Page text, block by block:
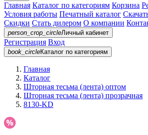
Главная Каталог по категориям Корзина
Условия работы Печатный каталог
Скидки Стать дилером О компании
person_crop_circleЛичный кабинет
Регистрация Вход
book_circleКаталог по категориям
Главная
Каталог
Шторная тесьма (лента) оптом
Шторная тесьма (лента) прозрачная
8130-KD